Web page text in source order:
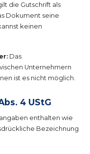
die Gutschrift als
Dokument seine
keinen
Das
Unternehmern
ist es nicht möglich.
4 UStG
enthalten wie
Bezeichnung